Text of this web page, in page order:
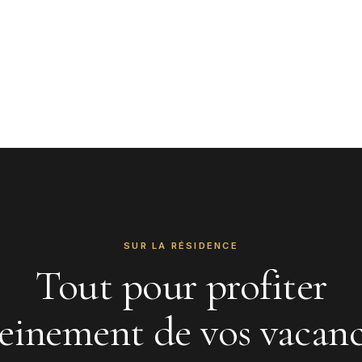
SUR LA RÉSIDENCE
Tout pour profiter
de vos